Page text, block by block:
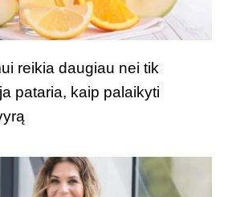
reikia daugiau nei tik
pataria, kaip palaikyti